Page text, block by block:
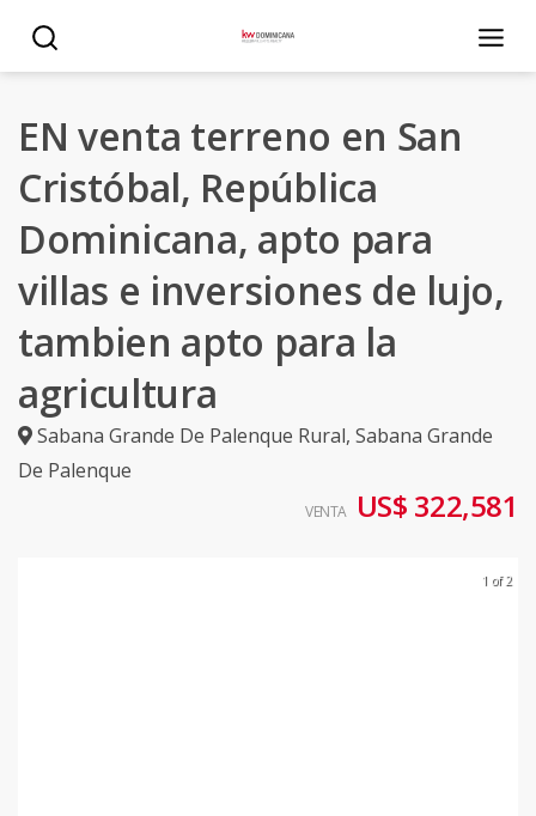
EN venta terreno en San
Cristóbal, República
Dominicana, apto para
villas e inversiones de lujo,
tambien apto para la
agricultura
Sabana Grande De Palenque Rural, Sabana Grande
De Palenque
VENTA US$ 322,581
1 of 2